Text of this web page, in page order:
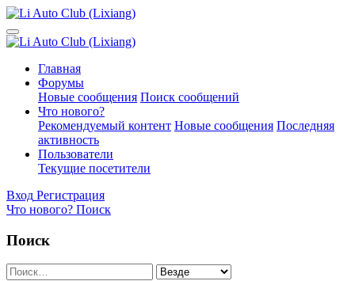
Главная
Форумы
Новые сообщения Поиск сообщений
Что нового?
Рекомендуемый контент Новые сообщения Последняя
активность
Пользователи
Текущие посетители
Вход Регистрация
Что нового? Поиск
Поиск